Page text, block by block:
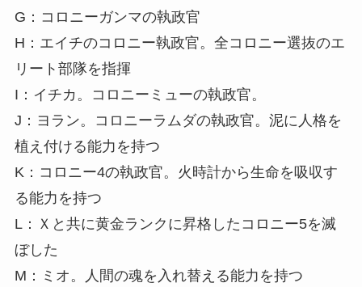
G：コロニーガンマの執政官
H：エイチのコロニー執政官。全コロニー選抜のエ
リート部隊を指揮
I：イチカ。コロニーミューの執政官。
J：ヨラン。コロニーラムダの執政官。泥に人格を
植え付ける能力を持つ
K：コロニー4の執政官。火時計から生命を吸収す
る能力を持つ
L：Ｘと共に黄金ランクに昇格したコロニー5を滅
ぼした
M：ミオ。人間の魂を入れ替える能力を持つ